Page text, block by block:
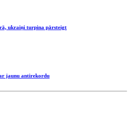
ukraiņi turpina pārsteigt
jaunu antirekordu